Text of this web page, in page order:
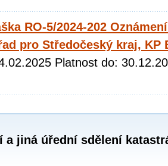
RO-5/2024-202
pro Středočeský kraj, KP
Platnost do:
a jiná úřední sdělení